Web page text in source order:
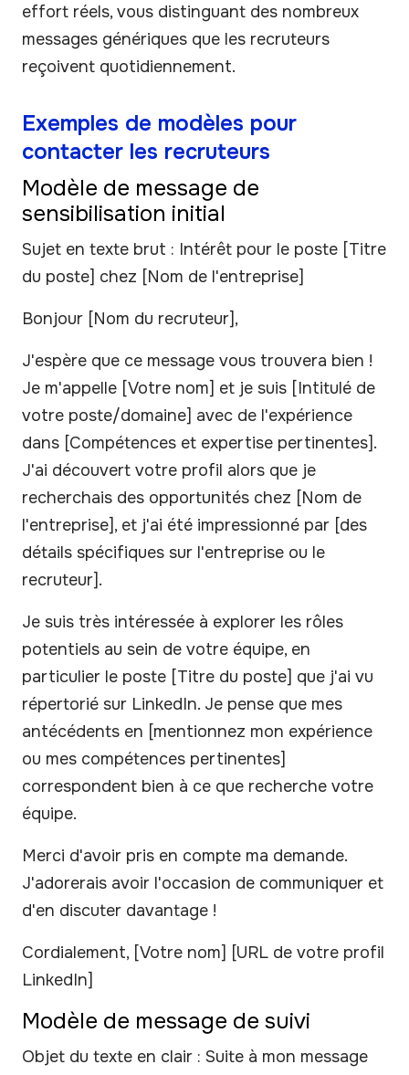
effort réels, vous distinguant des nombreux
messages génériques que les recruteurs
reçoivent quotidiennement.
Exemples de modèles pour
contacter les recruteurs
Modèle de message de
sensibilisation initial
Sujet en texte brut : Intérêt pour le poste [Titre
du poste] chez [Nom de l'entreprise]
Bonjour [Nom du recruteur],
J'espère que ce message vous trouvera bien !
Je m'appelle [Votre nom] et je suis [Intitulé de
votre poste/domaine] avec de l'expérience
dans [Compétences et expertise pertinentes].
J'ai découvert votre profil alors que je
recherchais des opportunités chez [Nom de
l'entreprise], et j'ai été impressionné par [des
détails spécifiques sur l'entreprise ou le
recruteur].
Je suis très intéressée à explorer les rôles
potentiels au sein de votre équipe, en
particulier le poste [Titre du poste] que j'ai vu
répertorié sur LinkedIn. Je pense que mes
antécédents en [mentionnez mon expérience
ou mes compétences pertinentes]
correspondent bien à ce que recherche votre
équipe.
Merci d'avoir pris en compte ma demande.
J'adorerais avoir l'occasion de communiquer et
d'en discuter davantage !
Cordialement, [Votre nom] [URL de votre profil
LinkedIn]
Modèle de message de suivi
Objet du texte en clair : Suite à mon message